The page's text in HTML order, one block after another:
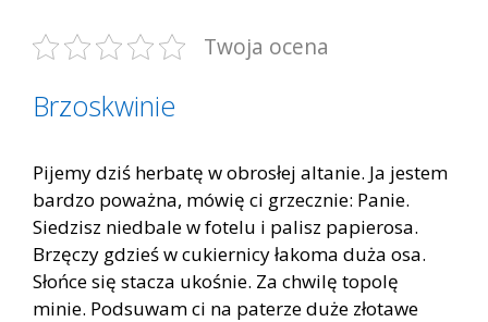
Twoja ocena
Brzoskwinie
Pijemy dziś herbatę w obrosłej altanie. Ja jestem
bardzo poważna, mówię ci grzecznie: Panie.
Siedzisz niedbale w fotelu i palisz papierosa.
Brzęczy gdzieś w cukiernicy łakoma duża osa.
Słońce się stacza ukośnie. Za chwilę topolę
minie. Podsuwam ci na paterze duże złotawe